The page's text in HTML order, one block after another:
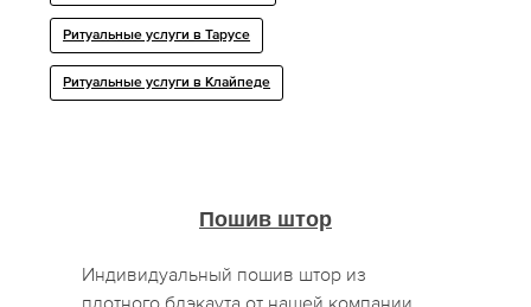
Ритуальные услуги в Тарусе
Ритуальные услуги в Клайпеде
Пошив штор
Индивидуальный пошив штор из